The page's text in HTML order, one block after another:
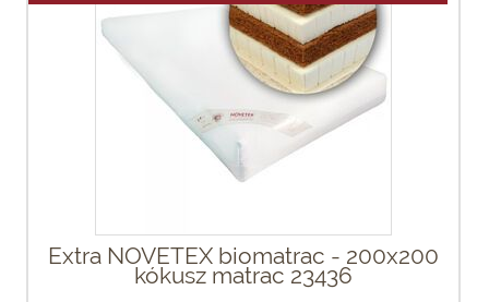
Extra NOVETEX biomatrac - 200x200
kókusz matrac 23436